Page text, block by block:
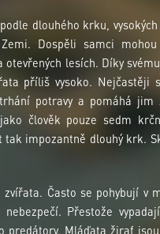
dlouhého krku,
Zemi. Dospěli samci
otevřených lesích. Díky
příliš vysoko. Nejčastěji
potravy a pomáhá
člověk pouze sedm
impozantně dlouhý krk.
Často se pohybují v
nebezpečí. Přestože
predátory. Mláďata žiraf